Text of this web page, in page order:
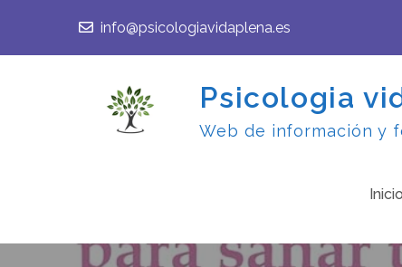
info@psicologiavidaplena.es
Psicologia
Web de información y
Inicio